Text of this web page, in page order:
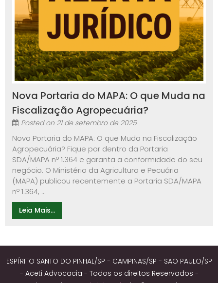
Nova Portaria do MAPA: O que Muda na
Fiscalização Agropecuária?
Posted on 21 de setembro de 2025
Nova Portaria do MAPA: O que Muda na Fiscalização
Agropecuária? Fique por dentro da Portaria
SDA/MAPA nº 1.364 e garanta a conformidade do seu
negócio. O Ministério da Agricultura e Pecuária
(MAPA) publicou recentemente a Portaria SDA/MAPA
nº 1.364, ...
Leia Mais...
ESPÍRITO SANTO DO PINHAL/SP - CAMPINAS/SP - SÃO PAULO/SP
- Aceti Advocacia - Todos os direitos Reservados -